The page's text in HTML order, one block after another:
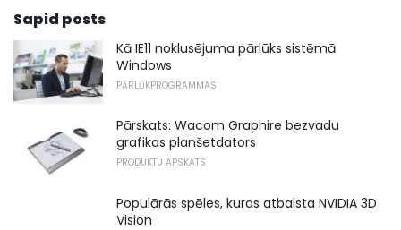
Sapid posts
Kā IE11 noklusējuma pārlūks sistēmā
Windows
PĀRLŪKPROGRAMMAS
Pārskats: Wacom Graphire bezvadu
grafikas planšetdators
PRODUKTU APSKATS
Populārās spēles, kuras atbalsta NVIDIA 3D
Vision